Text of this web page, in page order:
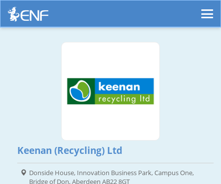
Keenan (Recycling) Ltd
Donside House, Innovation Business Park, Campus One,
Bridge of Don, Aberdeen AB22 8GT